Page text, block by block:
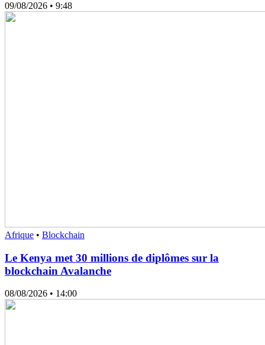
09/08/2026 • 9:48
Afrique • Blockchain
Le Kenya met 30 millions de diplômes sur la
blockchain Avalanche
08/08/2026 • 14:00